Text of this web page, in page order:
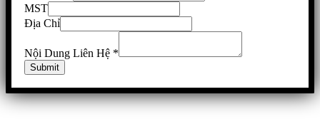
MST
Địa Chỉ
Nội Dung Liên Hệ *
Submit